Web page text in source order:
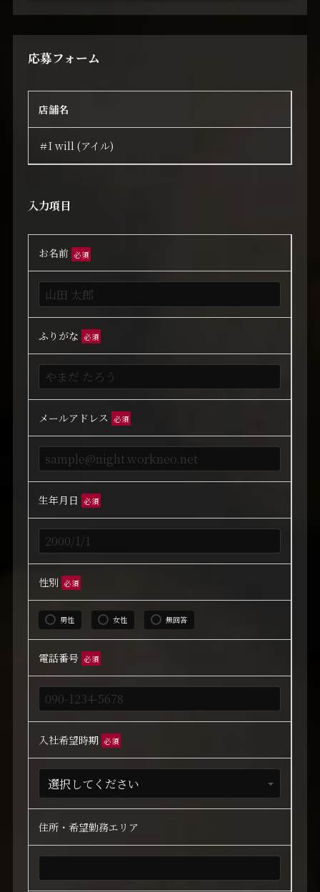
応募フォーム
店舗名
＃I will (アイル)
入力項目
お名前 必須
ふりがな 必須
メールアドレス 必須
生年月日 必須
性別 必須
男性 女性 無回答
電話番号 必須
入社希望時期 必須
住所・希望勤務エリア